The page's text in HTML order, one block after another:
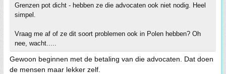
Grenzen pot dicht - hebben ze die advocaten ook niet nodig. Heel
simpel.
Vraag me af of ze dit soort problemen ook in Polen hebben? Oh
nee, wacht.....
Gewoon beginnen met de betaling van die advocaten. Dat doen
de mensen maar lekker zelf.